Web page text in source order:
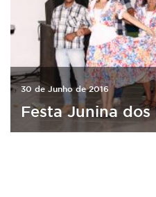
30 de Junho de 2016
Festa Junina dos